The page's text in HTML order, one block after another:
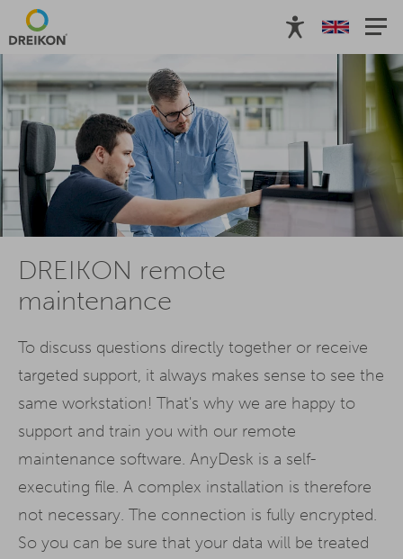
DREIKON remote
maintenance
To discuss questions directly together or receive
targeted support, it always makes sense to see the
same workstation! That's why we are happy to
support and train you with our remote
maintenance software. AnyDesk is a self-
executing file. A complex installation is therefore
not necessary. The connection is fully encrypted.
So you can be sure that your data will be treated